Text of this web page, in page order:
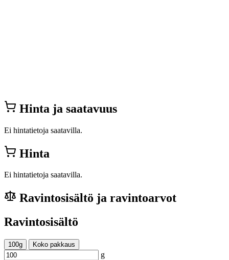
Hinta ja saatavuus
Ei hintatietoja saatavilla.
Hinta
Ei hintatietoja saatavilla.
Ravintosisältö ja ravintoarvot
Ravintosisältö
100g Koko pakkaus
g